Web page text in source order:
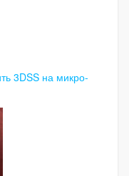
3DSS на микро-